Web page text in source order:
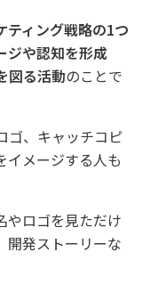
ティング戦略の1つ
ジや認知を形成
図る活動のことで
ゴ、キャッチコピ
イメージする人も
やロゴを見ただけ
開発ストーリーな